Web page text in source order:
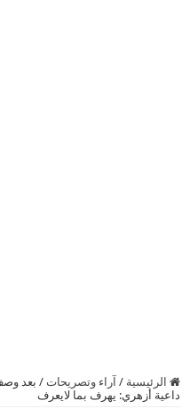
الرئيسية / آراء وتصريحات / بعد
داعية أزهري: يهرف بما لايعرف